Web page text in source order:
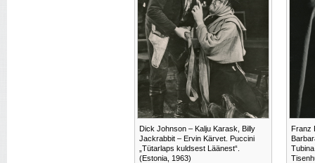
Dick Johnson – Kalju Karask, Billy
Jackrabbit – Ervin Kärvet. Puccini
„Tütarlaps kuldsest Läänest“.
(Estonia, 1963)
Franz